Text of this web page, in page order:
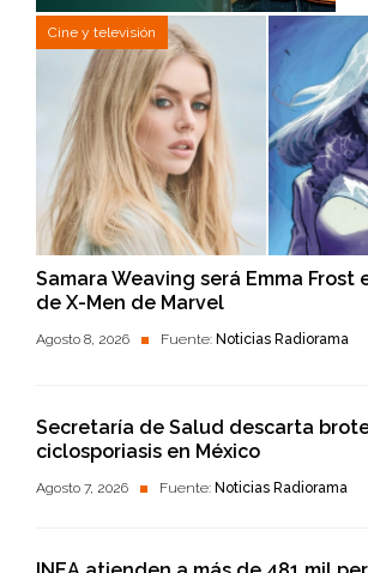
Cine y televisión
Samara Weaving será Emma Frost
de X-Men de Marvel
Agosto 8, 2026 Fuente: Noticias Radiorama
Secretaría de Salud descarta
ciclosporiasis en México
Agosto 7, 2026 Fuente: Noticias Radiorama